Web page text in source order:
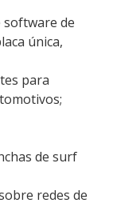
software de
única,
para
de surf
redes de